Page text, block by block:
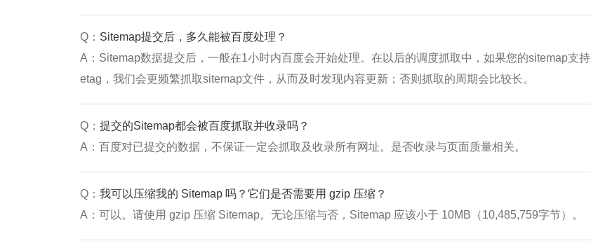
Q： Sitemap提交后，多久能被百度处理？
A：Sitemap数据提交后，一般在1小时内百度会开始处理。在以后的调度抓取中，如果您的sitemap支持
etag，我们会更频繁抓取sitemap文件，从而及时发现内容更新；否则抓取的周期会比较长。
Q： 提交的Sitemap都会被百度抓取并收录吗？
A：百度对已提交的数据，不保证一定会抓取及收录所有网址。是否收录与页面质量相关。
Q： 我可以压缩我的 Sitemap 吗？它们是否需要用 gzip 压缩？
A：可以。请使用 gzip 压缩 Sitemap。无论压缩与否，Sitemap 应该小于 10MB（10,485,759字节）。